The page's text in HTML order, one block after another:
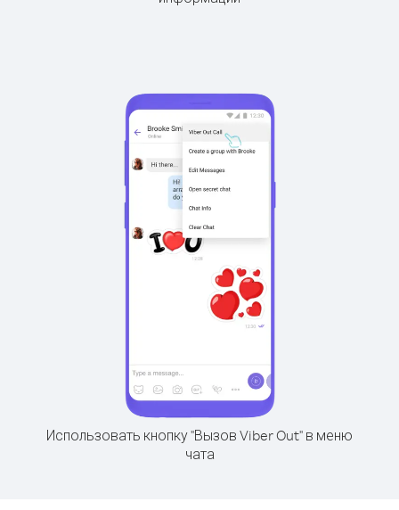
Использовать кнопку "Вызов Viber Out" в меню
чата